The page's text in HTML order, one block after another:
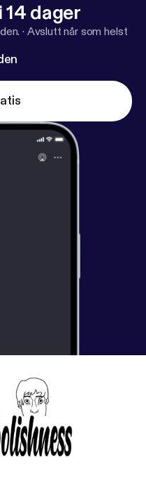
dager
· Avslutt når som helst